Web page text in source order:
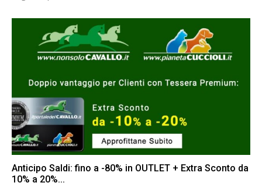
Anticipo Saldi: fino a -80% in OUTLET + Extra Sconto da
10% a 20%...